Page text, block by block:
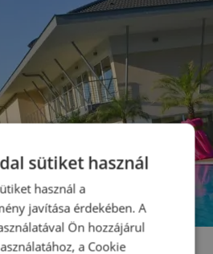
190 Ft
sütiket használ
használ a
javítása érdekében. A
Ön hozzájárul
a Cookie